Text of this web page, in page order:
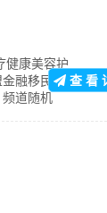
健康美容护
融移民货
道随机
查 看